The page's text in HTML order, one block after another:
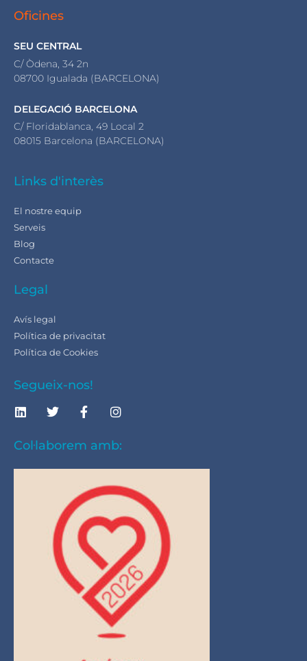
Oficines
SEU CENTRAL
C/ Òdena, 34 2n
08700 Igualada (BARCELONA)
DELEGACIÓ BARCELONA
C/ Floridablanca, 49 Local 2
08015 Barcelona (BARCELONA)
Links d'interès
El nostre equip
Serveis
Blog
Contacte
Legal
Avís legal
Política de privacitat
Política de Cookies
Segueix-nos!
Col·laborem amb: